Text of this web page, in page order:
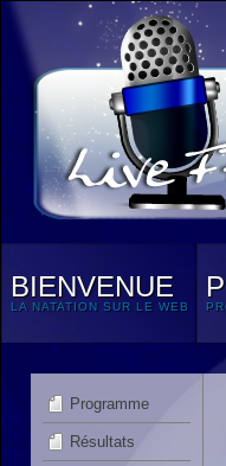
BIENVENUE
LA NATATION SUR LE WEB
Programme
Résultats